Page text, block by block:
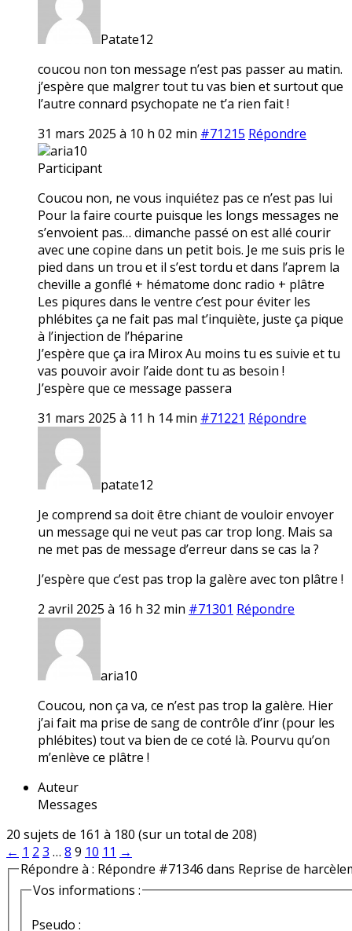
Patate12
coucou non ton message n’est pas passer au matin.
j’espère que malgrer tout tu vas bien et surtout que
l’autre connard psychopate ne t’a rien fait !
31 mars 2025 à 10 h 02 min #71215 Répondre
aria10
Participant
Coucou non, ne vous inquiétez pas ce n’est pas lui
Pour la faire courte puisque les longs messages ne
s’envoient pas… dimanche passé on est allé courir
avec une copine dans un petit bois. Je me suis pris le
pied dans un trou et il s’est tordu et dans l’aprem la
cheville a gonflé + hématome donc radio + plâtre
Les piqures dans le ventre c’est pour éviter les
phlébites ça ne fait pas mal t’inquiète, juste ça pique
à l’injection de l’héparine
J’espère que ça ira Mirox Au moins tu es suivie et tu
vas pouvoir avoir l’aide dont tu as besoin !
J’espère que ce message passera
31 mars 2025 à 11 h 14 min #71221 Répondre
patate12
Je comprend sa doit être chiant de vouloir envoyer
un message qui ne veut pas car trop long. Mais sa
ne met pas de message d’erreur dans se cas la ?
J’espère que c’est pas trop la galère avec ton plâtre !
2 avril 2025 à 16 h 32 min #71301 Répondre
aria10
Coucou, non ça va, ce n’est pas trop la galère. Hier
j’ai fait ma prise de sang de contrôle d’inr (pour les
phlébites) tout va bien de ce coté là. Pourvu qu’on
m’enlève ce plâtre !
Auteur
Messages
20 sujets de 161 à 180 (sur un total de 208)
← 1 2 3 … 8 9 10 11 →
Répondre à : Répondre #71346 dans Reprise de
Vos informations :
Pseudo :